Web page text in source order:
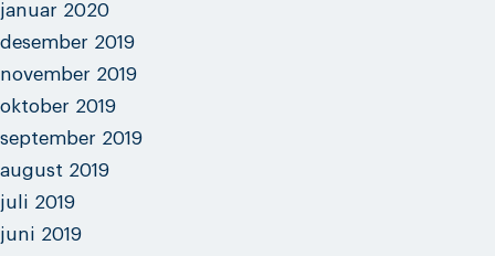
januar 2020
desember 2019
november 2019
oktober 2019
september 2019
august 2019
juli 2019
juni 2019